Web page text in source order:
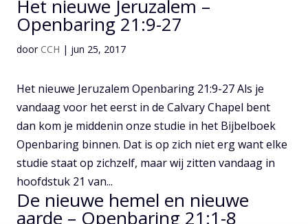
Het nieuwe Jeruzalem –
Openbaring 21:9-27
door CCH | jun 25, 2017
Het nieuwe Jeruzalem Openbaring 21:9-27 Als je
vandaag voor het eerst in de Calvary Chapel bent
dan kom je middenin onze studie in het Bijbelboek
Openbaring binnen. Dat is op zich niet erg want elke
studie staat op zichzelf, maar wij zitten vandaag in
hoofdstuk 21 van...
De nieuwe hemel en nieuwe
aarde – Openbaring 21:1-8